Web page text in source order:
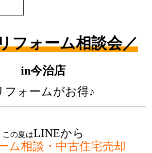
フォーム相談会／
in今治店
フォームがお得♪
この夏はLINEから
ム相談・中古住宅売却